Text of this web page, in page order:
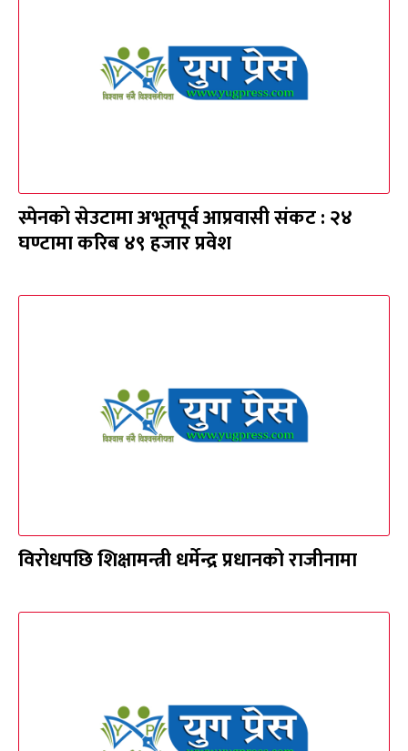
स्पेनको सेउटामा अभूतपूर्व आप्रवासी संकट : २४
घण्टामा करिब ४९ हजार प्रवेश
विरोधपछि शिक्षामन्त्री धर्मेन्द्र प्रधानको राजीनामा